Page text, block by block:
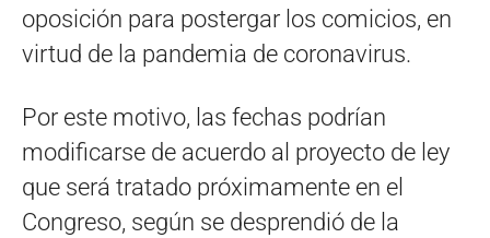
oposición para postergar los comicios, en
virtud de la pandemia de coronavirus.
Por este motivo, las fechas podrían
modificarse de acuerdo al proyecto de ley
que será tratado próximamente en el
Congreso, según se desprendió de la